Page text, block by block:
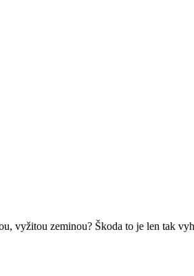
vyžitou zeminou? Škoda to je len tak